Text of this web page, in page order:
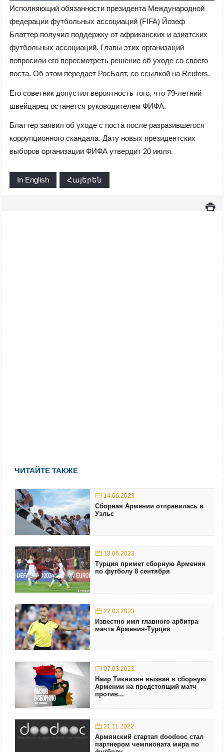
Исполняющий обязанности президента Международной
федерации футбольных ассоциаций (FIFA) Йозеф
Блаттер получил поддержку от африканских и азиатских
футбольных ассоциаций. Главы этих организаций
попросили его пересмотреть решение об уходе со своего
поста. Об этом передает РосБалт, со ссылкой на Reuters.
Его советник допустил вероятность того, что 79-летний
швейцарец останется руководителем ФИФА.
Блаттер заявил об уходе с поста после разразившегося
коррупционного скандала. Дату новых президентских
выборов организации ФИФА утвердит 20 июля.
In English Հայերեն
ЧИТАЙТЕ ТАКЖЕ
14.06.2023
Сборная Армении отправилась в
Уэльс
13.06.2023
Турция примет сборную Армении
по футболу 8 сентября
22.03.2023
Известно имя главного арбитра
мачта Армения-Турция
07.03.2023
Наир Тикнизян вызван в сборную
Армении на предстоящий матч
против...
21.11.2022
Армянский стартап doodooc стал
партнером чемпионата мира по